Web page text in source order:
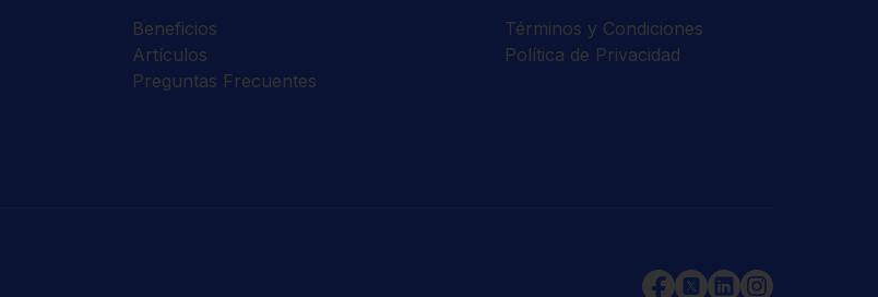
Beneficios
Artículos
Preguntas Frecuentes
Términos y Condiciones
Política de Privacidad